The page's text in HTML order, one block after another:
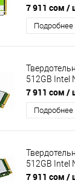
Express 3.0
R/W:3100/
7 911 сом /
Подробнее
512GB Intel
Express 3.0
R/W:3100/
7 911 сом /
Подробнее
512GB Intel
7 911 сом /